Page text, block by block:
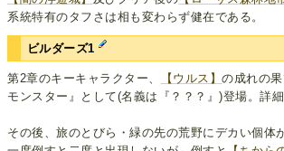
系統特有のタフさは相も変わらず健在である。
ビルダーズ1
第2章のキーキャラクター、 【ウルス】の成れの
モンスター』として(名義は『？？？』)登場。詳
その後、旅のとびら・緑の先の荒野にデカい個体